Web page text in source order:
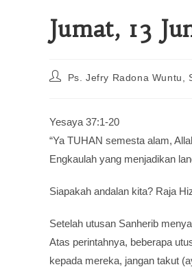
Jumat, 13
Ps. Jefry Radona Wuntu,
Yesaya 37:1-20
“Ya TUHAN semesta alam,
Engkaulah yang menjadikan
Siapakah andalan kita? Raja
Setelah utusan Sanherib
Atas perintahnya, beberapa
kepada mereka, jangan takut